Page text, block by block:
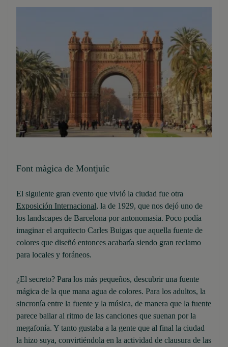
Font màgica de Montjuïc
El siguiente gran evento que vivió la ciudad fue otra
Exposición Internacional, la de 1929, que nos dejó uno de
los landscapes de Barcelona por antonomasia. Poco podía
imaginar el arquitecto Carles Buigas que aquella fuente de
colores que diseñó entonces acabaría siendo gran reclamo
para locales y foráneos.
¿El secreto? Para los más pequeños, descubrir una fuente
mágica de la que mana agua de colores. Para los adultos, la
sincronía entre la fuente y la música, de manera que la fuente
parece bailar al ritmo de las canciones que suenan por la
megafonía. Y tanto gustaba a la gente que al final la ciudad
la hizo suya, convirtiéndola en la actividad de clausura de las